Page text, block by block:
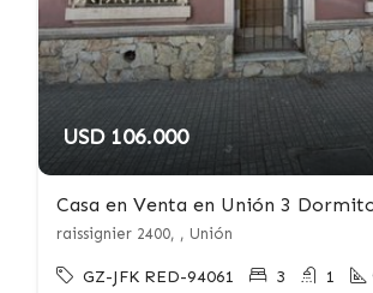
USD 106.000
Casa en Venta en Unión 3
raissignier 2400, , Unión
GZ-JFK RED-94061 3 1